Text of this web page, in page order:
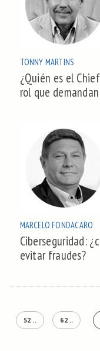
TONNY MARTINS
¿Quién es el
rol que
MARCELO FONDACARO
Ciberseguridad:
evitar fraudes?
52 .. 62 ..